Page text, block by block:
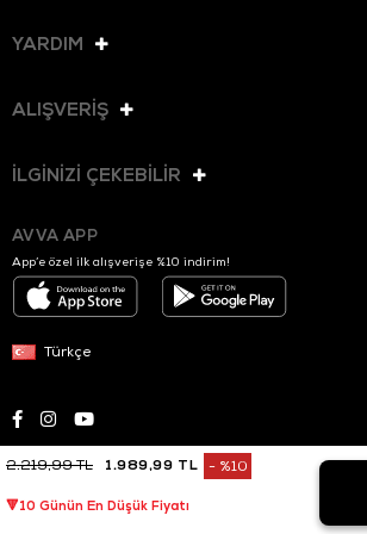
2.219,99 TL 1.989,99 TL %10
🔻10 Günün En Düşük Fiyatı
YARDIM
ALIŞVERİŞ
İLGİNİZİ ÇEKEBİLİR
AVVA APP
App’e özel ilk alışverişe %10 indirim!
Türkçe
© 2025 AVVA. Tüm hakları saklıdır.